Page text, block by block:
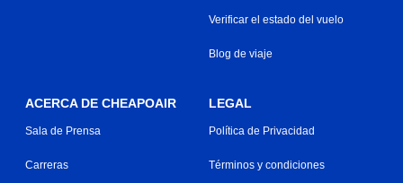
Verificar el estado del vuelo
Blog de viaje
ACERCA DE CHEAPOAIR
Sala de Prensa
Carreras
LEGAL
Política de Privacidad
Términos y condiciones